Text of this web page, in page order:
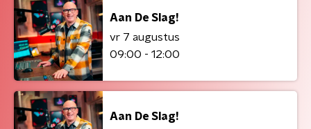
Aan De Slag!
vr 7 augustus
09:00 - 12:00
Aan De Slag!